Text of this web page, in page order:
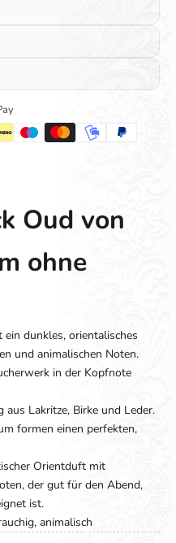
Oud von
ohne
dunkles, orientalisches
und animalischen Noten.
in der Kopfnote
Lakritze, Birke und Leder.
formen einen perfekten,
Orientduft mit
der gut für den Abend,
ist.
animalisch